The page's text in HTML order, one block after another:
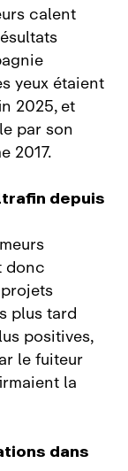
calent
yeux étaient
2025, et
par son
2017.
depuis
donc
plus tard
positives,
le fuiteur
la
dans